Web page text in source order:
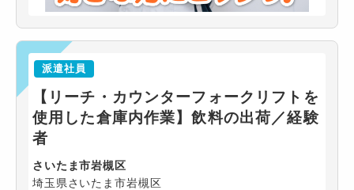
派遣社員
【リーチ・カウンターフォークリフトを
使用した倉庫内作業】飲料の出荷／経験
者
さいたま市岩槻区
埼玉県さいたま市岩槻区